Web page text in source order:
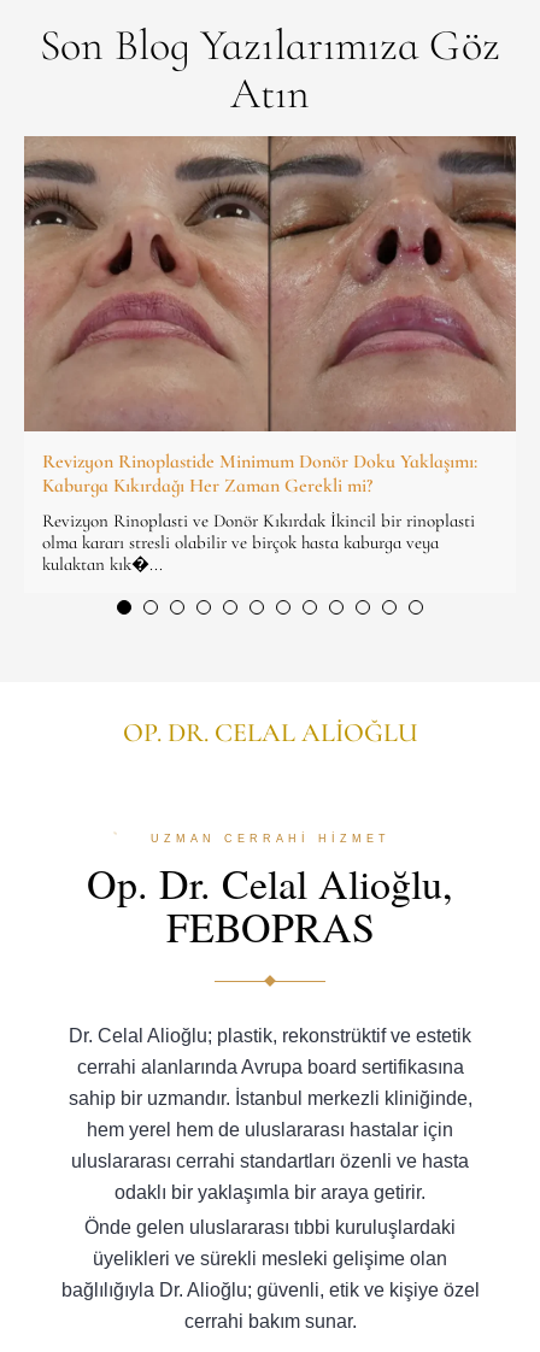
Son Blog Yazılarımıza Göz
Atın
Revizyon Rinoplastide Minimum Donör Doku Yaklaşımı:
Kaburga Kıkırdağı Her Zaman Gerekli mi?
Revizyon Rinoplasti ve Donör Kıkırdak İkincil bir rinoplasti
olma kararı stresli olabilir ve birçok hasta kaburga veya
kulaktan kık�...
OP. DR. CELAL ALİOĞLU
UZMAN CERRAHİ HİZMET
Op. Dr. Celal Alioğlu,
FEBOPRAS
Dr. Celal Alioğlu; plastik, rekonstrüktif ve estetik
cerrahi alanlarında Avrupa board sertifikasına
sahip bir uzmandır. İstanbul merkezli kliniğinde,
hem yerel hem de uluslararası hastalar için
uluslararası cerrahi standartları özenli ve hasta
odaklı bir yaklaşımla bir araya getirir.
Önde gelen uluslararası tıbbi kuruluşlardaki
üyelikleri ve sürekli mesleki gelişime olan
bağlılığıyla Dr. Alioğlu; güvenli, etik ve kişiye özel
cerrahi bakım sunar.